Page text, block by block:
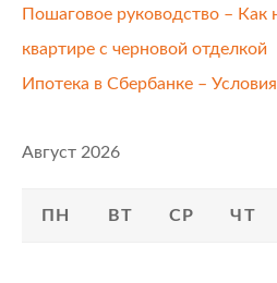
Пошаговое руководство – Как
квартире с черновой отделкой
Ипотека в Сбербанке –
Август 2026
ПН ВТ СР ЧТ